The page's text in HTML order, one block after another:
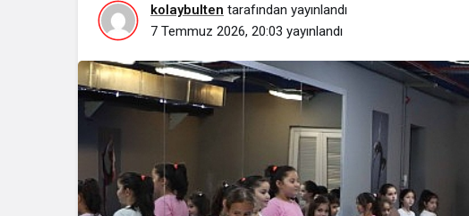
kolaybulten tarafından yayınlandı
7 Temmuz 2026, 20:03 yayınlandı